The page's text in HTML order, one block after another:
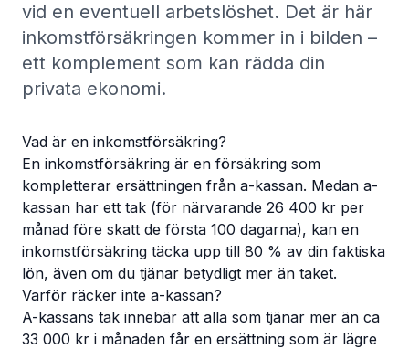
vid en eventuell arbetslöshet. Det är här
inkomstförsäkringen kommer in i bilden –
ett komplement som kan rädda din
privata ekonomi.
Vad är en inkomstförsäkring?
En inkomstförsäkring är en försäkring som
kompletterar ersättningen från a-kassan. Medan a-
kassan har ett tak (för närvarande 26 400 kr per
månad före skatt de första 100 dagarna), kan en
inkomstförsäkring täcka upp till 80 % av din faktiska
lön, även om du tjänar betydligt mer än taket.
Varför räcker inte a-kassan?
A-kassans tak innebär att alla som tjänar mer än ca
33 000 kr i månaden får en ersättning som är lägre